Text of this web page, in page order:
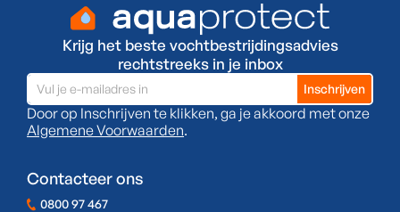
Krijg het beste vochtbestrijdingsadvies
rechtstreeks in je inbox
Door op Inschrijven te klikken, ga je akkoord met onze
Algemene Voorwaarden.
Contacteer ons
0800 97 467